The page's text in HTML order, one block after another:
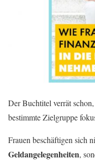
Der Buchtitel verrät
bestimmte Zielgruppe
Frauen beschäftigen sich
Geldangelegenheiten,